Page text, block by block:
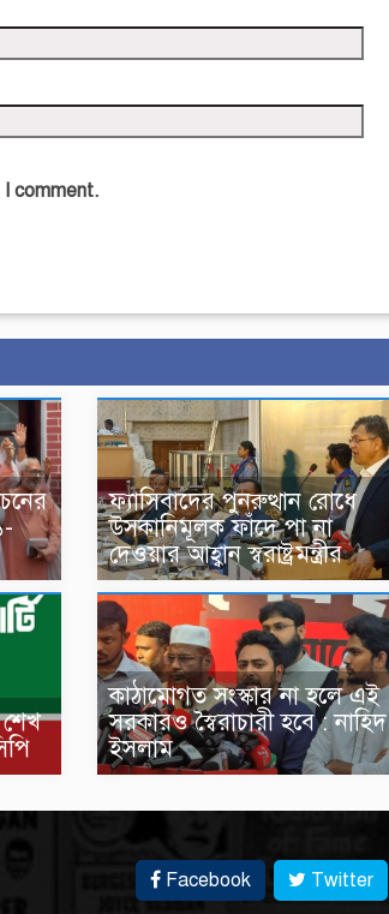
comment.
ফ্যাসিবাদের পুনরুত্থান রোধে
উসকানিমূলক ফাঁদে পা না
দেওয়ার আহ্বান স্বরাষ্ট্রমন্ত্রীর
কাঠামোগত সংস্কার না হলে এই
সরকারও স্বৈরাচারী হবে : নাহিদ
ইসলাম
Facebook Twitter